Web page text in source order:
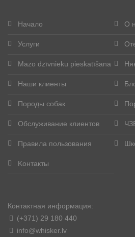
Начало О
Услуги
Mazo dzīvnieku pieskatīšana
Наши клиенты
Породы собак
Обслуживание клиентов
Правила пользования
Kонтакты
Контактная информация:
(+371) 29 180 440
info@whisker.lv